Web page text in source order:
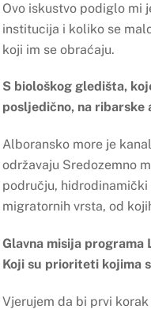
Ovo iskustvo podiglo mi
institucija i koliko se
koji im se obraćaju.
S biološkog gledišta,
posljedično, na ribarske
Alboransko more je
održavaju Sredozemno
području,
migratornih vrsta, od
Glavna misija
Koji su prioriteti kojima
Vjerujem da bi prvi